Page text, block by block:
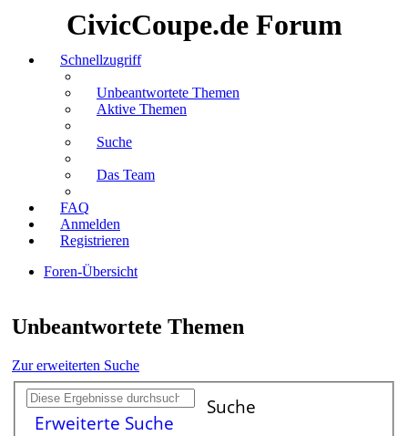
CivicCoupe.de Forum
Schnellzugriff
Unbeantwortete Themen
Aktive Themen
Suche
Das Team
FAQ
Anmelden
Registrieren
Foren-Übersicht
Unbeantwortete Themen
Zur erweiterten Suche
Suche
Erweiterte Suche